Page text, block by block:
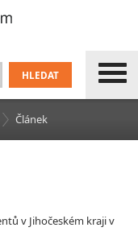
Článek
v Jihočeském kraji v